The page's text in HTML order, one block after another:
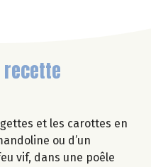
recette
et les carottes en
ou d’un
vif, dans une poêle